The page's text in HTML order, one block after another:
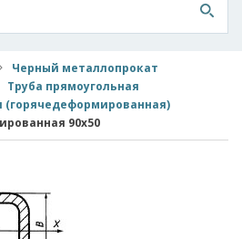
Черный металлопрокат
Труба прямоугольная
(горячедеформированная)
90x50